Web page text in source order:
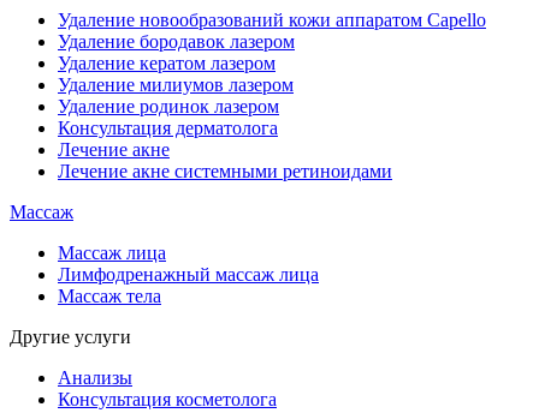
Удаление новообразований кожи аппаратом Capello
Удаление бородавок лазером
Удаление кератом лазером
Удаление милиумов лазером
Удаление родинок лазером
Консультация дерматолога
Лечение акне
Лечение акне системными ретиноидами
Массаж
Массаж лица
Лимфодренажный массаж лица
Массаж тела
Другие услуги
Анализы
Консультация косметолога